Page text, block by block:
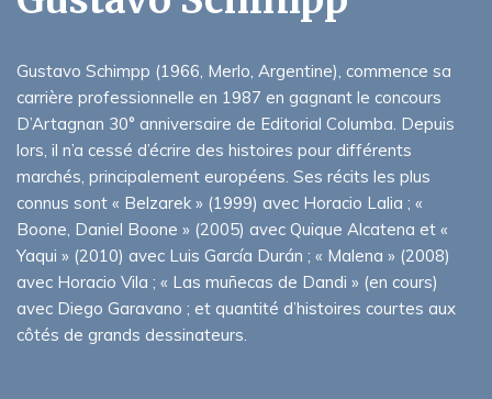
Gustavo Schimpp (1966, Merlo, Argentine), commence sa
carrière professionnelle en 1987 en gagnant le concours
D’Artagnan 30° anniversaire de Editorial Columba. Depuis
lors, il n’a cessé d’écrire des histoires pour différents
marchés, principalement européens. Ses récits les plus
connus sont « Belzarek » (1999) avec Horacio Lalia ; «
Boone, Daniel Boone » (2005) avec Quique Alcatena et «
Yaqui » (2010) avec Luis García Durán ; « Malena » (2008)
avec Horacio Vila ; « Las muñecas de Dandi » (en cours)
avec Diego Garavano ; et quantité d’histoires courtes aux
côtés de grands dessinateurs.